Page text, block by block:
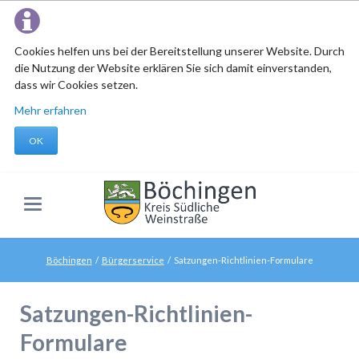
Cookies helfen uns bei der Bereitstellung unserer Website. Durch
die Nutzung der Website erklären Sie sich damit einverstanden,
dass wir Cookies setzen.
Mehr erfahren
OK
Böchingen Bürgerservice Satzungen-Richtlinien-Formulare
Satzungen-Richtlinien-
Formulare